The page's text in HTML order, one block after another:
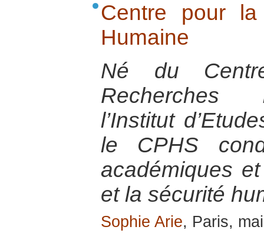
Centre pour
Humaine
Né du
Recherches
l’Institut
le CPHS
académiques
et la sécurité
Sophie Arie, Paris,